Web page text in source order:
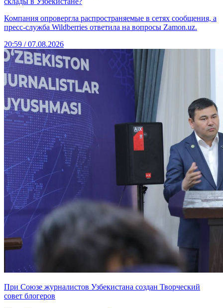
Компания опровергла распространяемые в сетях сообщения, а
пресс-служба Wildberries ответила на вопросы Zamon.uz.
20:59 / 07.08.2026
При Союзе журналистов Узбекистана создан Творческий
совет блогеров